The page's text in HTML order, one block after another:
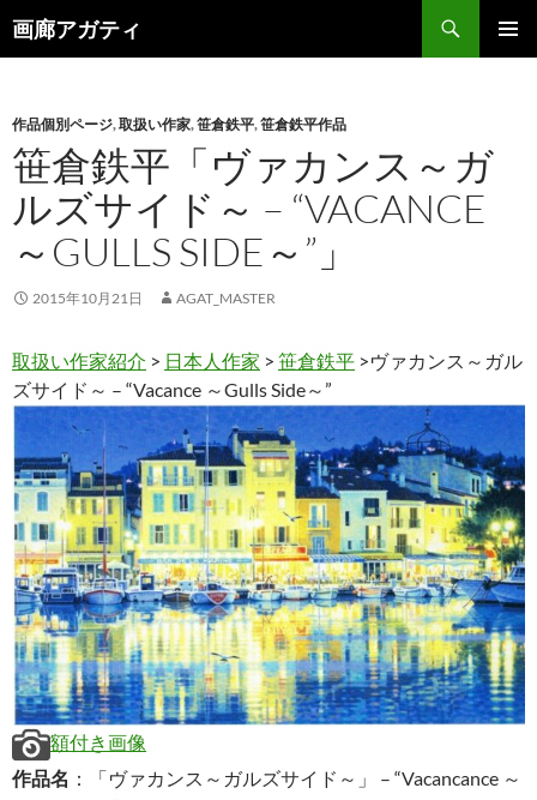
画廊アガティ
索
ン
ツ
へ
ス
キ
ッ
作品個別ページ,取扱い作家,笹倉鉄平,笹倉鉄平作品
笹倉鉄平「ヴァカンス～ガ
ルズサイド～ – “VACANCE
～GULLS SIDE～”」
2015年10月21日 AGAT_MASTER
取扱い作家紹介 > 日本人作家 > 笹倉鉄平 >ヴァカンス～ガル
ズサイド～ – “Vacance ～Gulls Side～”
額付き画像
作品名 ：「ヴァカンス～ガルズサイド～」 – “Vacancance ～